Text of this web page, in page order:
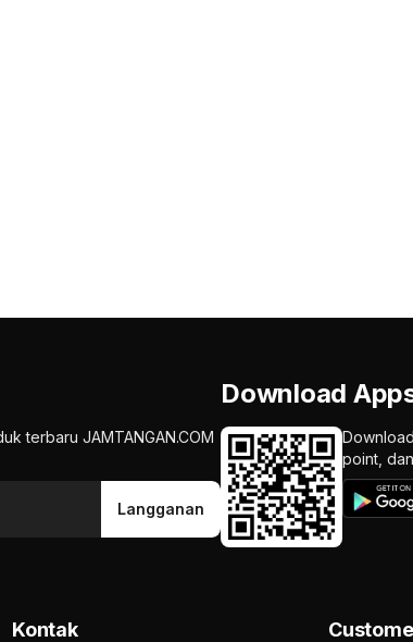
terbaru JAMTANGAN.COM
Langganan
Download
point,
Kontak